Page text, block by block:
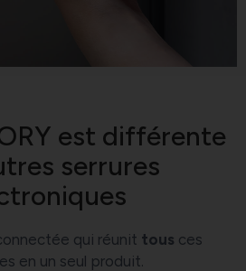
est différente
serrures
qui réunit tous ces
en un seul produit.